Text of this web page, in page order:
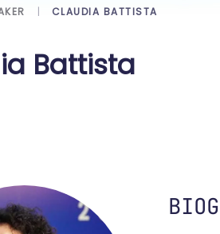
CLAUDIA BATTISTA
Battista